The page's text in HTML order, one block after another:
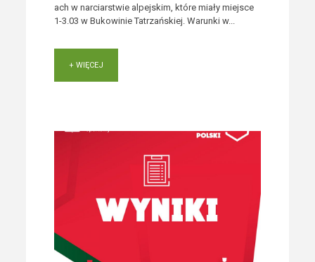
ach w narciarstwie alpejskim, które miały miejsce
1-3.03 w Bukowinie Tatrzańskiej. Warunki w...
+ WIĘCEJ